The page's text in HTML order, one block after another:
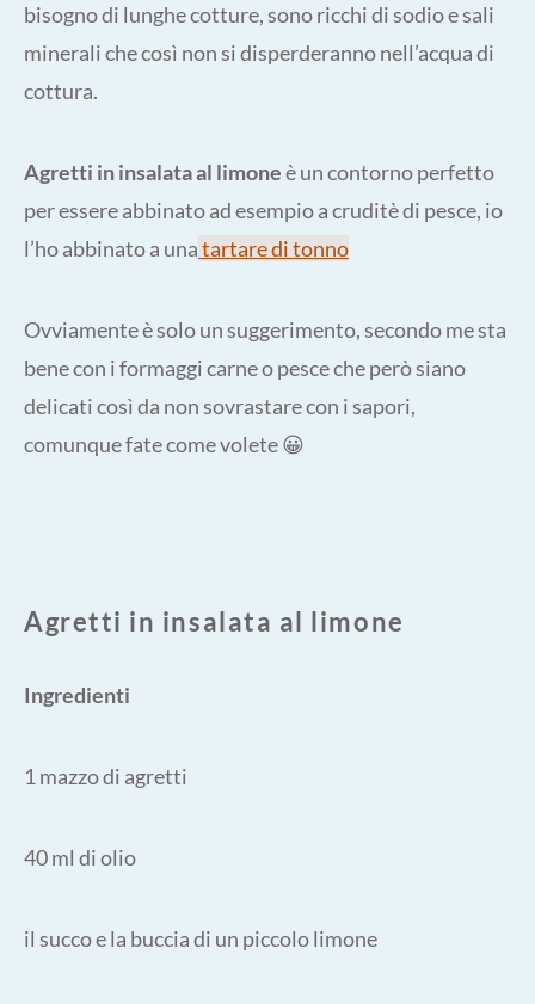
bisogno di lunghe cotture, sono ricchi di sodio e sali
minerali che così non si disperderanno nell’acqua di
cottura.
Agretti in insalata al limoneè un contorno perfetto
per essere abbinato ad esempio a cruditè di pesce, io
l’ho abbinato a unatartare di tonno
Ovviamente è solo un suggerimento, secondo me sta
bene con i formaggi carne o pesce che però siano
delicati così da non sovrastare con i sapori,
comunque fate come volete 😀
Agretti in insalata al limone
Ingredienti
1 mazzo di agretti
40 ml di olio
il succo e la buccia di un piccolo limone